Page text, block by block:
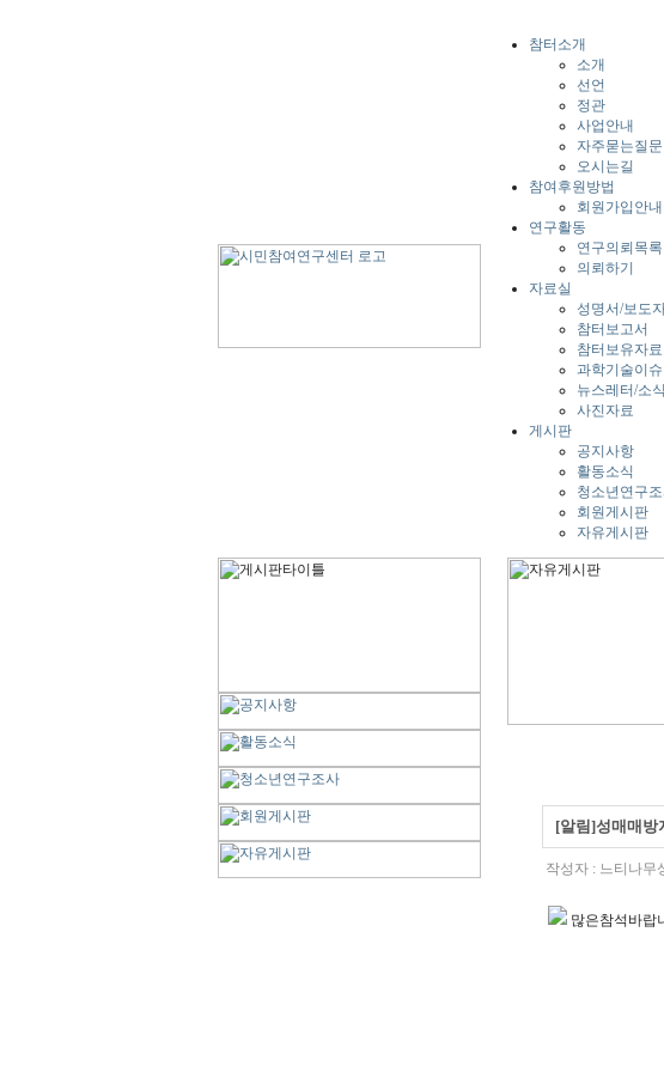
참터소개
소개
선언
정관
사업안내
자주묻는질문
오시는길
참여후원방법
회원가입안내
연구활동
연구의뢰목록
의뢰하기
자료실
성명서/보도
참터보고서
참터보유자료
과학기술이슈
뉴스레터/소
사진자료
게시판
공지사항
활동소식
청소년연구
회원게시판
자유게시판
[알림]성매매방
작성자 : 느티나무
많은참석바랍